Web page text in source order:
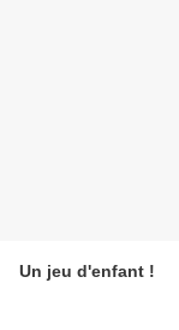
Un jeu d'enfant !